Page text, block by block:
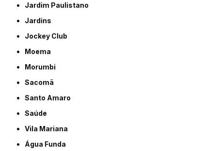
Jardim Paulistano
Jardins
Jockey Club
Moema
Morumbi
Sacomã
Santo Amaro
Saúde
Vila Mariana
Água Funda